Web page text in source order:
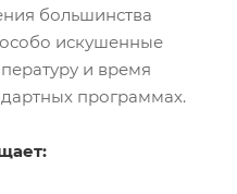
большинства
искушенные
и время
программах.